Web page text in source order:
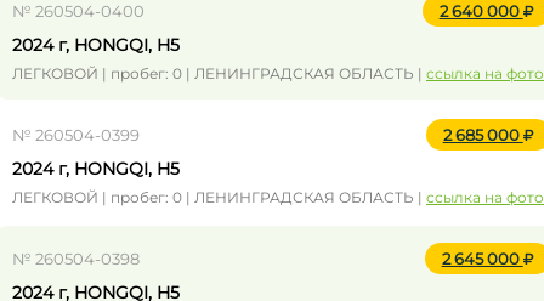
№ 260504-0400 2 640 000
2024 г, HONGQI, H5
ЛЕГКОВОЙ | пробег: 0 | ЛЕНИНГРАДСКАЯ ОБЛАСТЬ | ссылка на фото
№ 260504-0399 2 685 000
2024 г, HONGQI, H5
ЛЕГКОВОЙ | пробег: 0 | ЛЕНИНГРАДСКАЯ ОБЛАСТЬ | ссылка на фото
№ 260504-0398 2 645 000
2024 г, HONGQI, H5